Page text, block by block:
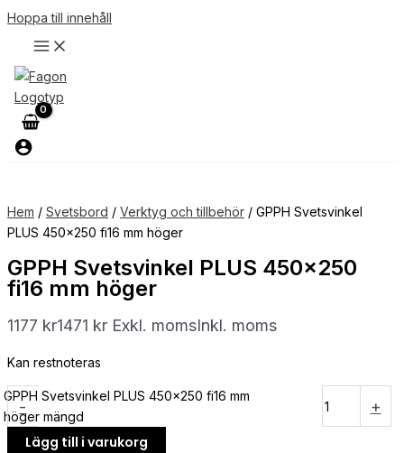
Hoppa till innehåll
Hem / Svetsbord / Verktyg och tillbehör / GPPH Svetsvinkel
PLUS 450×250 fi16 mm höger
GPPH Svetsvinkel PLUS 450×250
fi16 mm höger
1177 kr1471 kr Exkl. momsInkl. moms
Kan restnoteras
-
GPPH Svetsvinkel PLUS 450x250 fi16 mm
höger mängd
+
Lägg till i varukorg